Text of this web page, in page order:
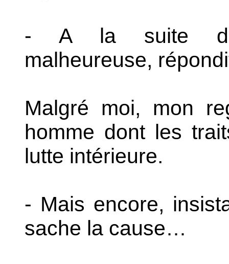
- A la suite
malheureuse,
Malgré moi, mon
homme dont les
lutte intérieure.
- Mais encore,
sache la cause…